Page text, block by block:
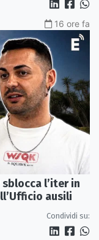
16 ore fa
sblocca l’iter in
ausili
Condividi su: